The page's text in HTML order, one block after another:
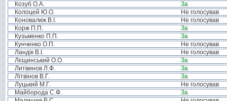
Козуб О.А.
За
Колоцей Ю.О.
Не голосував
Коновалюк В.І.
Не голосував
Корж П.П.
За
Кузьменко П.П.
За
Кунченко О.П.
Не голосував
Ландік В.І.
Не голосував
Лєщинський О.О.
За
Литвинов Л.Ф.
За
Літвінов В.Г.
За
Луцький М.Г.
Не голосував
Майборода С.Ф.
За